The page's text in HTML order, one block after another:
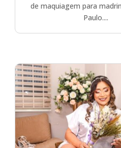
de maquiagem para
Paulo....